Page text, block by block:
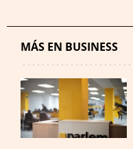
MÁS EN BUSINESS